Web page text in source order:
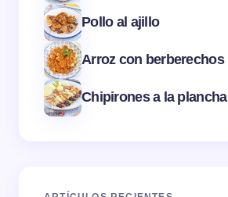
Pollo al ajillo
Arroz con berberechos
Chipirones a la plancha